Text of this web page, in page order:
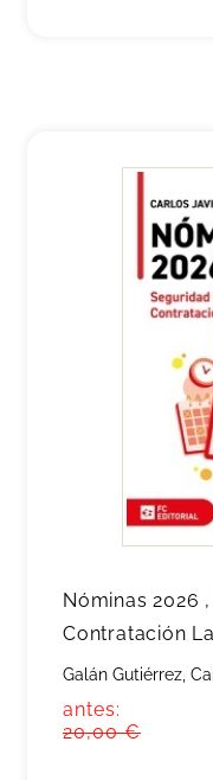
Nóminas 2026
Contratación
Galán Gutiérrez,
antes:
20,00 €